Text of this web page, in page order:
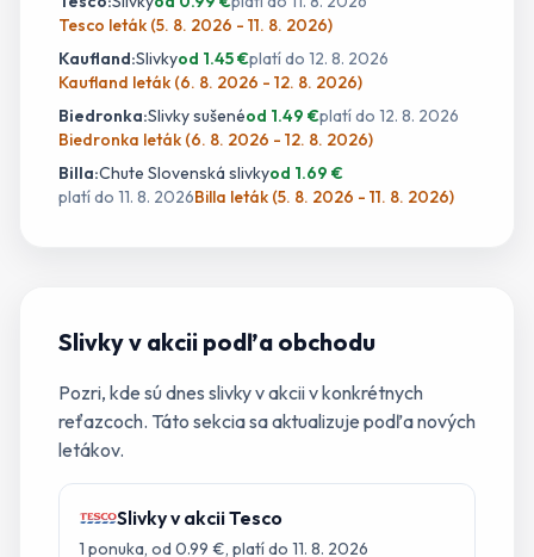
Tesco leták (5. 8. 2026 - 11. 8. 2026)
Kaufland:Slivkyod 1.45€platí do 12. 8. 2026
Kaufland leták (6. 8. 2026 - 12. 8. 2026)
Biedronka:Slivky sušenéod 1.49 €platí do 12. 8. 2026
Biedronka leták (6. 8. 2026 - 12. 8. 2026)
Billa:Chute Slovenská slivkyod 1.69 €
platí do 11. 8. 2026Billa leták (5. 8. 2026 - 11. 8. 2026)
Slivkyv akcii podľa obchodu
Pozri, kde sú dnes slivkyv akcii v konkrétnych
reťazcoch. Táto sekcia sa aktualizuje podľa nových
letákov.
Slivkyv akciiTesco
1 ponuka, od 0.99 €, platí do 11. 8. 2026